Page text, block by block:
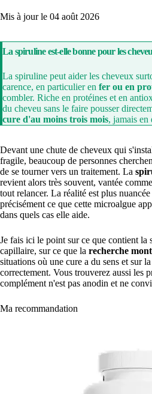
Mis à jour le 04 août 2026
La spiruline est-elle bonne pour les
La spiruline peut aider les cheveux
carence, en particulier en fer ou en
combler. Riche en protéines et en
du cheveu sans le faire pousser
cure d'au moins trois mois, jamais en
Devant une chute de cheveux qui
fragile, beaucoup de personnes
de se tourner vers un traitement. La
revient alors très souvent, vantée
tout relancer. La réalité est plus
précisément ce que cette microalgue
dans quels cas elle aide.
Je fais ici le point sur ce que contient
capillaire, sur ce que la recherche
situations où une cure a du sens et sur
correctement. Vous trouverez aussi les
complément n'est pas anodin et ne
Ma recommandation